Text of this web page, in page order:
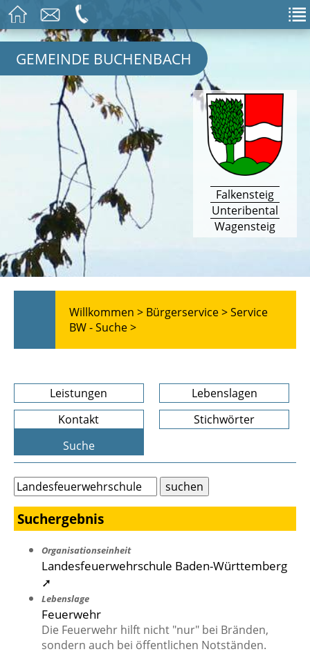
GEMEINDE BUCHENBACH
Falkensteig
Unteribental
Wagensteig
Willkommen > Bürgerservice >Service
BW - Suche >
Leistungen
Lebenslagen
Kontakt
Stichwörter
Suche
Suchergebnis
Organisationseinheit
Landesfeuerwehrschule Baden-Württemberg
➚
Lebenslage
Feuerwehr
Die Feuerwehr hilft nicht "nur" bei Bränden,
sondern auch bei öffentlichen Notständen.